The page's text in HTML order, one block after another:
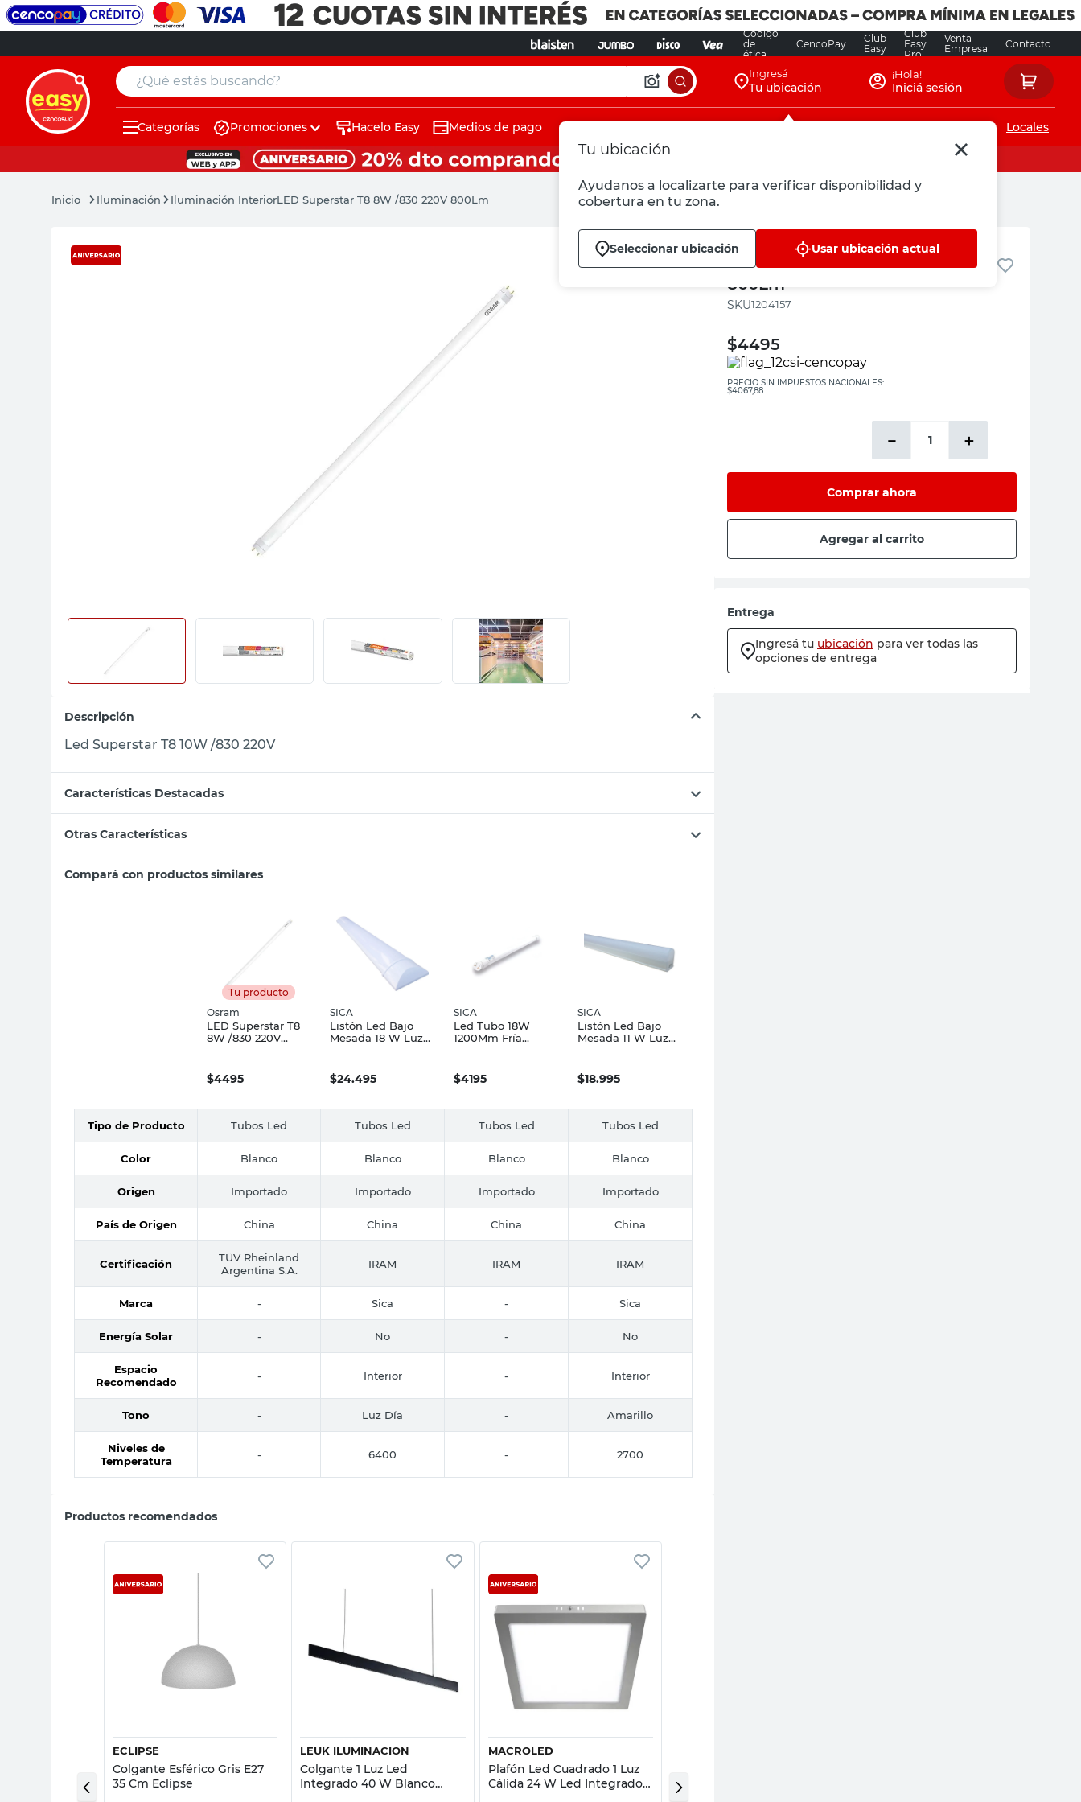
Código
de
ética
CencoPay
Club
Easy
Club
Easy
Pro
Venta
Empresa
Contacto
¿Qué estás buscando? Ingresá
Tu ubicación
Tu ubicación
Ayudanos a localizarte para verificar disponibilidad y
cobertura en tu zona.
Seleccionar ubicación Usar ubicación actual
¡Hola!
Iniciá sesión
Categorías Promociones Hacelo Easy Medios de pago Servicios de instalaciones Locales
Iluminación Iluminación InteriorLED Superstar T8 8W /830 220V 800Lm
Descripción
Led Superstar T8 10W /830 220V
Características Destacadas
Otras Características
Compará con productos similares
Tu producto
Osram
LED Superstar T8
8W /830 220V
$4495
SICA
Listón Led Bajo
Mesada 18 W Luz
$24.495
SICA
Led Tubo 18W
1200Mm Fría
$4195
SICA
Listón Led Bajo
Mesada 11 W Luz
$18.995
Tipo de Producto Tubos Led Tubos Led Tubos Led Tubos Led
Color Blanco Blanco Blanco Blanco
Origen Importado Importado Importado Importado
País de Origen China China China China
Certificación
TÜV Rheinland
Argentina S.A.
IRAM IRAM IRAM
Marca - Sica - Sica
Energía Solar - No - No
Espacio
Recomendado
- Interior - Interior
Tono - Luz Día - Amarillo
Niveles de
Temperatura
- 6400 - 2700
Productos recomendados
Vista rápida
ECLIPSE
Colgante Esférico Gris E27
35 Cm Eclipse
LEUK ILUMINACION
Colgante 1 Luz Led
Integrado 40 W Blanco
MACROLED
Plafón Led Cuadrado 1 Luz
Cálida 24 W Led Integrado
Led Integrado Cálida 24 W
Negro Macroled
Osram
LED Superstar T8 8W /830 220V
800Lm
:1204157
$4495
PRECIO SIN IMPUESTOS NACIONALES:
$4067,88
＋
－
Comprar ahora
Agregar al carrito
Entrega
Ingresá tu ubicación para ver todas las
opciones de entrega
muebles